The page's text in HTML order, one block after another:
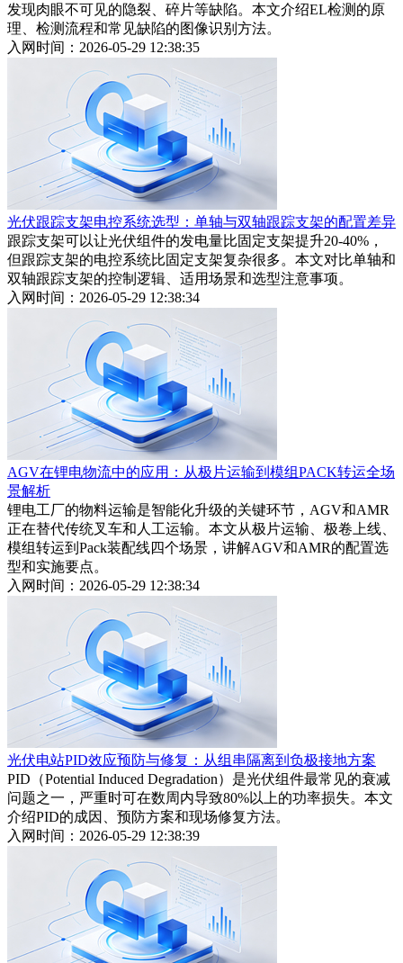
发现肉眼不可见的隐裂、碎片等缺陷。本文介绍EL检测的原
理、检测流程和常见缺陷的图像识别方法。
入网时间：2026-05-29 12:38:35
光伏跟踪支架电控系统选型：单轴与双轴跟踪支架的配置差异
跟踪支架可以让光伏组件的发电量比固定支架提升20-40%，
但跟踪支架的电控系统比固定支架复杂很多。本文对比单轴和
双轴跟踪支架的控制逻辑、适用场景和选型注意事项。
入网时间：2026-05-29 12:38:34
AGV在锂电物流中的应用：从极片运输到模组PACK转运全场
景解析
锂电工厂的物料运输是智能化升级的关键环节，AGV和AMR
正在替代传统叉车和人工运输。本文从极片运输、极卷上线、
模组转运到Pack装配线四个场景，讲解AGV和AMR的配置选
型和实施要点。
入网时间：2026-05-29 12:38:34
光伏电站PID效应预防与修复：从组串隔离到负极接地方案
PID（Potential Induced Degradation）是光伏组件最常见的衰减
问题之一，严重时可在数周内导致80%以上的功率损失。本文
介绍PID的成因、预防方案和现场修复方法。
入网时间：2026-05-29 12:38:39